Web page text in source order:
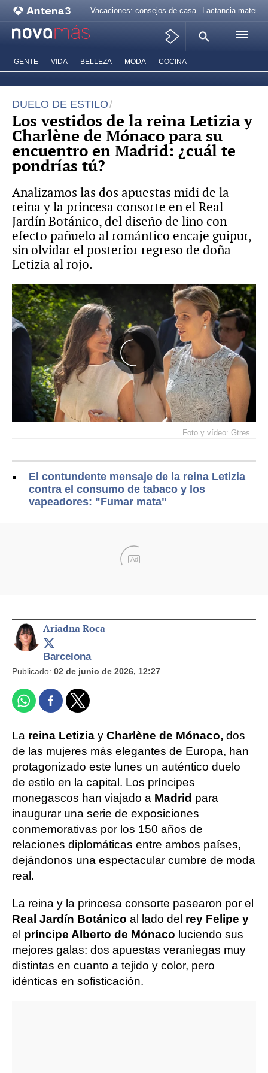
Vacaciones: consejos de casa Lactancia materna
GENTE VIDA BELLEZA MODA COCINA
DUELO DE ESTILO
Los vestidos de la reina Letizia y
Charlène de Mónaco para su
encuentro en Madrid: ¿cuál te
pondrías tú?
Analizamos las dos apuestas midi de la
reina y la princesa consorte en el Real
Jardín Botánico, del diseño de lino con
efecto pañuelo al romántico encaje guipur,
sin olvidar el posterior regreso de doña
Letizia al rojo.
Foto y vídeo: Gtres
El contundente mensaje de la reina Letizia
contra el consumo de tabaco y los
vapeadores: "Fumar mata"
Ad
Ariadna Roca
Barcelona
Publicado: 02 de junio de 2026, 12:27
La reina Letizia y Charlène de Mónaco, dos
de las mujeres más elegantes de Europa, han
protagonizado este lunes un auténtico duelo
de estilo en la capital. Los príncipes
monegascos han viajado a Madrid para
inaugurar una serie de exposiciones
conmemorativas por los 150 años de
relaciones diplomáticas entre ambos países,
dejándonos una espectacular cumbre de moda
real.
La reina y la princesa consorte pasearon por el
Real Jardín Botánico al lado del rey Felipe y
el príncipe Alberto de Mónaco luciendo sus
mejores galas: dos apuestas veraniegas muy
distintas en cuanto a tejido y color, pero
idénticas en sofisticación.